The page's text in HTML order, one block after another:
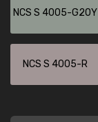
NCS S 4005-G20Y
NCS S 4005-R